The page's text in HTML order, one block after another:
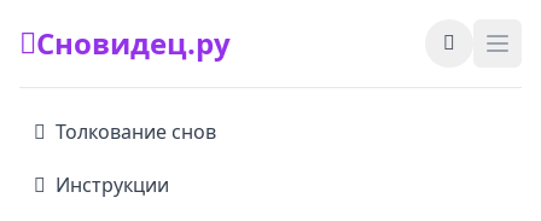
Сновидец.ру
Толкование снов
Инструкции